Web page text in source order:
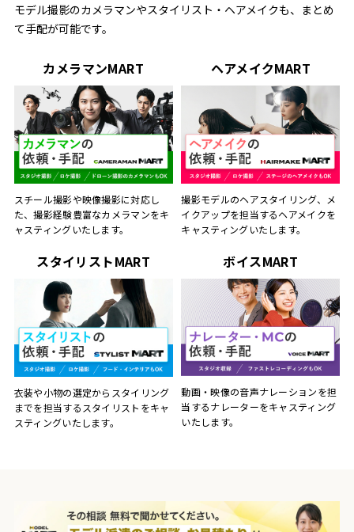
モデル撮影のカメラマンやスタイリスト・ヘアメイクも、まとめ
て手配が可能です。
カメラマンMART
スチール撮影や映像撮影に対応し
た、撮影経験豊富なカメラマンをキ
ャスティングいたします。
ヘアメイクMART
撮影モデルのヘアスタイリング、メ
イクアップを担当するヘアメイクを
キャスティングいたします。
スタイリストMART
衣装や小物の選定からスタイリング
までを担当するスタイリストをキャ
スティングいたします。
ボイスMART
動画・映像の音声ナレーションを担
当するナレーターをキャスティング
いたします。